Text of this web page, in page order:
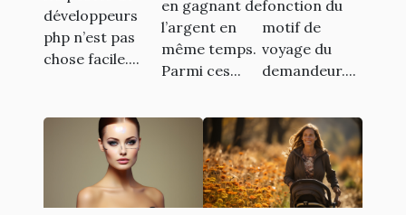
développeurs
php n’est pas
chose facile....
en gagnant de
l’argent en
même temps.
Parmi ces...
fonction du
motif de
voyage du
demandeur....